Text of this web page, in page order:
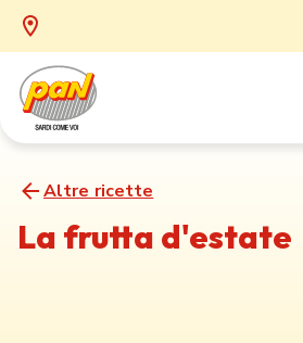
Altre ricette
La frutta d'estate